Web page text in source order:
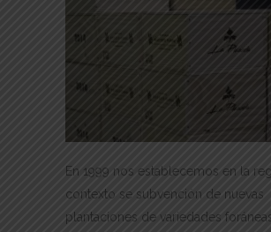
En 1999 nos establecemos en la
contexto se subvención de nuevas
plantaciones de variedades